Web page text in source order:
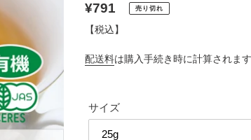
通
常
格
¥791 売り切れ
【税込】
配送料は購入手続き時に計算されま
サイズ